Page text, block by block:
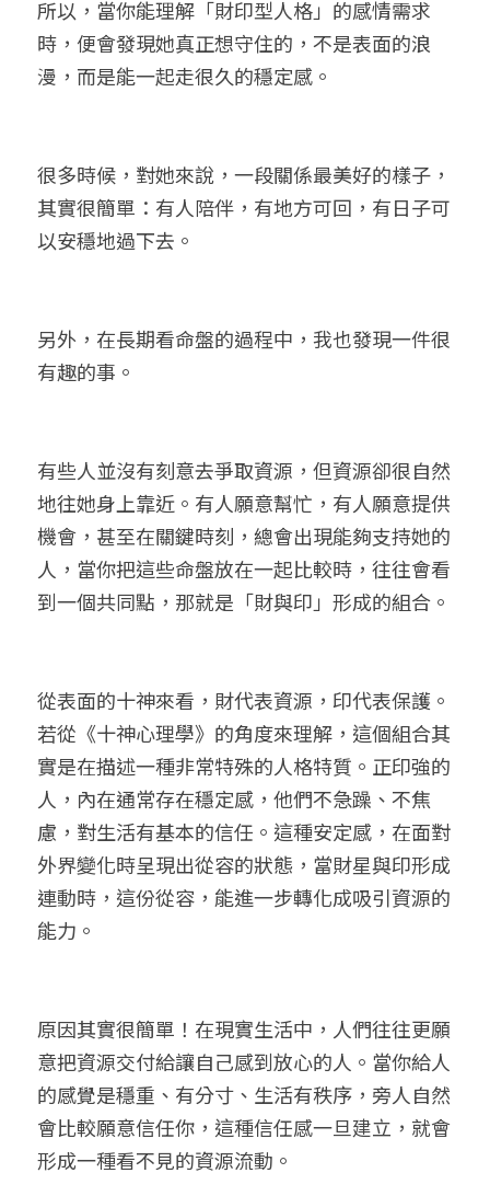
所以，當你能理解「財印型人格」的感情需求
時，便會發現她真正想守住的，不是表面的浪
漫，而是能一起走很久的穩定感。
很多時候，對她來說，一段關係最美好的樣子，
其實很簡單：有人陪伴，有地方可回，有日子可
以安穩地過下去。
另外，在長期看命盤的過程中，我也發現一件很
有趣的事。
有些人並沒有刻意去爭取資源，但資源卻很自然
地往她身上靠近。有人願意幫忙，有人願意提供
機會，甚至在關鍵時刻，總會出現能夠支持她的
人，當你把這些命盤放在一起比較時，往往會看
到一個共同點，那就是「財與印」形成的組合。
從表面的十神來看，財代表資源，印代表保護。
若從《十神心理學》的角度來理解，這個組合其
實是在描述一種非常特殊的人格特質。正印強的
人，內在通常存在穩定感，他們不急躁、不焦
慮，對生活有基本的信任。這種安定感，在面對
外界變化時呈現出從容的狀態，當財星與印形成
連動時，這份從容，能進一步轉化成吸引資源的
能力。
原因其實很簡單！在現實生活中，人們往往更願
意把資源交付給讓自己感到放心的人。當你給人
的感覺是穩重、有分寸、生活有秩序，旁人自然
會比較願意信任你，這種信任感一旦建立，就會
形成一種看不見的資源流動。